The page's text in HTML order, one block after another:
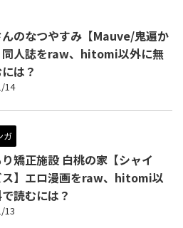
のなつやすみ【Mauve/鬼遍か
同人誌をraw、hitomi以外に無
は？
14
ガ
矯正施設 白桃の家【シャイ
ス】エロ漫画をraw、hitomi以
読むには？
13